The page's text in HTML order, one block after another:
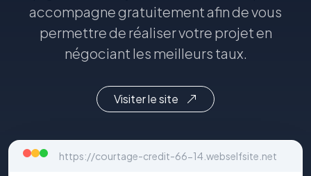
accompagne gratuitement afin de vous
permettre de réaliser votre projet en
négociant les meilleurs taux.
Visiter le site
https://courtage-credit-66-14.webselfsite.net